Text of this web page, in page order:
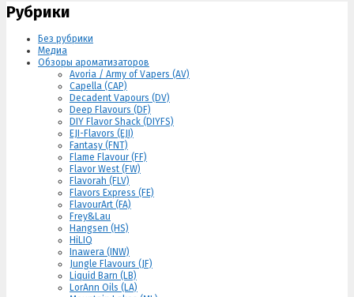
Рубрики
Без рубрики
Медиа
Обзоры ароматизаторов
Avoria / Army of Vapers (AV)
Capella (CAP)
Decadent Vapours (DV)
Deep Flavours (DF)
DIY Flavor Shack (DIYFS)
EJI-Flavors (EJI)
Fantasy (FNT)
Flame Flavour (FF)
Flavor West (FW)
Flavorah (FLV)
Flavors Express (FE)
FlavourArt (FA)
Frey&Lau
Hangsen (HS)
HiLIQ
Inawera (INW)
Jungle Flavours (JF)
Liquid Barn (LB)
LorAnn Oils (LA)